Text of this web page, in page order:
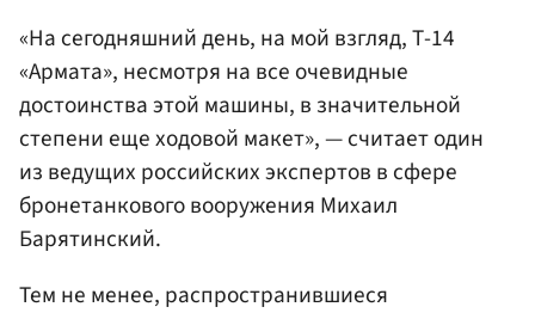
«На сегодняшний день, на мой взгляд, Т-14
«Армата», несмотря на все очевидные
достоинства этой машины, в значительной
степени еще ходовой макет», — считает один
из ведущих российских экспертов в сфере
бронетанкового вооружения Михаил
Барятинский.
Тем не менее, распространившиеся